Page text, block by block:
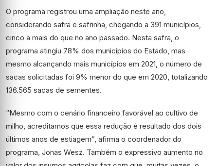
O programa registrou uma ampliação neste ano,
considerando safra e safrinha, chegando a 391 municípios,
cinco a mais do que no ano passado. Nesta safra, o
programa atingiu 78% dos municípios do Estado, mas
mesmo alcançando mais municípios em 2021, o número de
sacas solicitadas foi 9% menor do que em 2020, totalizando
136.565 sacas de sementes.
“Mesmo com o cenário financeiro favorável ao cultivo de
milho, acreditamos que essa redução é resultado dos dois
últimos anos de estiagem”, afirma o coordenador do
programa, Jonas Wesz. Também o expressivo aumento no